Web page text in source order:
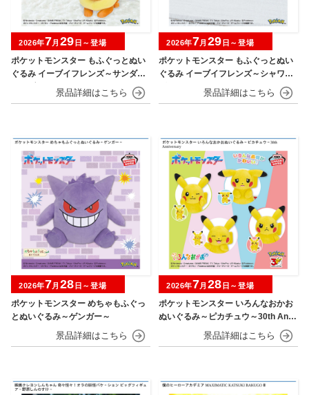
ポケットモンスター もふぐっとぬい
ぐるみ イーブイフレンズ～サンダー
ス・ブースター～おひるねver.
2026年7月 29 日～登場
ポケットモンスター もふぐっとぬい
ぐるみ イーブイフレンズ～シャワー
ズ・グレイシア～おひるねver.
2026年7月 29 日～登場
ポケットモンスター めちゃもふぐっ
とぬいぐるみ～ゲンガー～
2026年7月 28 日～登場
ポケットモンスター いろんなおかお
ぬいぐるみ～ピカチュウ～30th Anni
2026年7月 28 日～登場